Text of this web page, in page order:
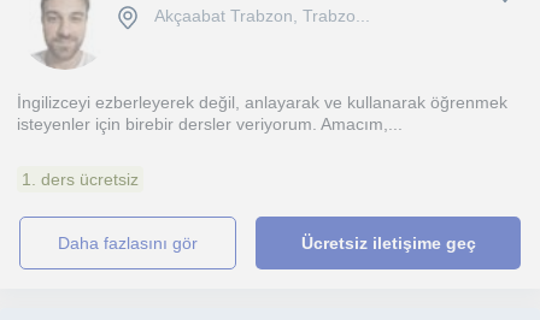
Akçaabat Trabzon, Trabzo...
İngilizceyi ezberleyerek değil, anlayarak ve kullanarak öğrenmek
isteyenler için birebir dersler veriyorum. Amacım,...
1. ders ücretsiz
daha fazlasını gör Ücretsiz iletişime geç